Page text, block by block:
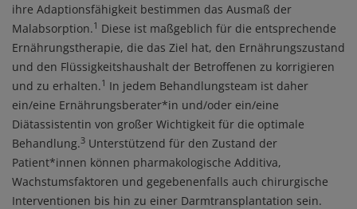
ihre Adaptionsfähigkeit bestimmen das Ausmaß der
Malabsorption.1 Diese ist maßgeblich für die entsprechende
Ernährungstherapie, die das Ziel hat, den Ernährungszustand
und den Flüssigkeitshaushalt der Betroffenen zu korrigieren
und zu erhalten.1 In jedem Behandlungsteam ist daher
ein/eine Ernährungsberater*in und/oder ein/eine
Diätassistentin von großer Wichtigkeit für die optimale
Behandlung.3 Unterstützend für den Zustand der
Patient*innen können pharmakologische Additiva,
Wachstumsfaktoren und gegebenenfalls auch chirurgische
Interventionen bis hin zu einer Darmtransplantation sein.